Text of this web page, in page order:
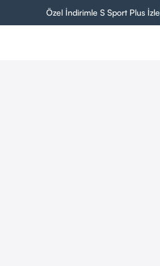
Özel İndirimle S Sport Plus İzle